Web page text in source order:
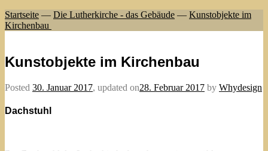
Startseite — Die Lutherkirche - das Gebäude — Kunstobjekte im
Kirchenbau
Kunstobjekte im Kirchenbau
Posted 30. Januar 2017, updated on28. Februar 2017 by Whydesign
Dachstuhl